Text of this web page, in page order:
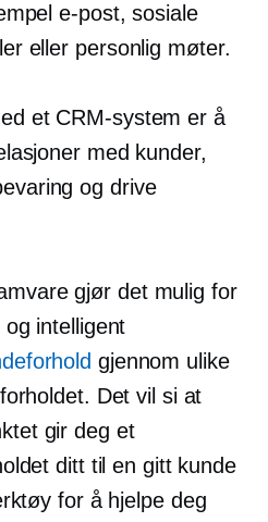
e-post, sosiale
eller personlig møter.
et CRM-system er å
med kunder,
og drive
gjør det mulig for
intelligent
gjennom ulike
Det vil si at
gir deg et
ditt til en gitt kunde
for å hjelpe deg